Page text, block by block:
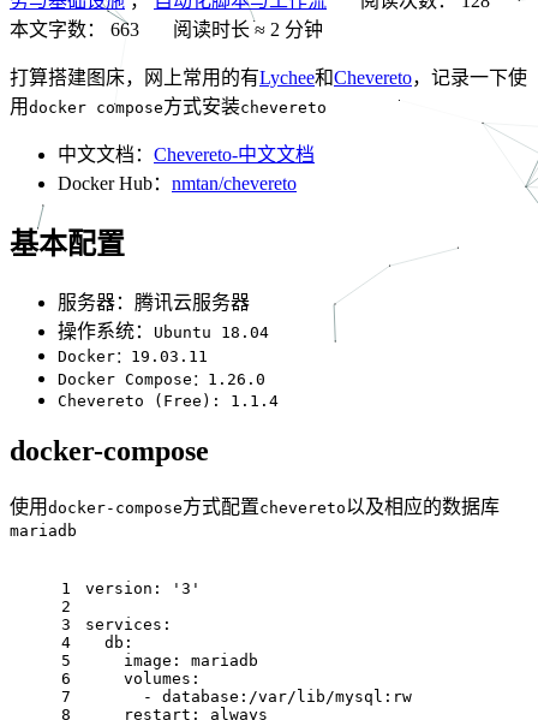
本文字数：
663 阅读时长 ≈ 2 分钟
打算搭建图床，网上常用的有Lychee和Chevereto，记录一下使
用 docker compose方式安装chevereto
中文文档： Chevereto-中文文档
Docker Hub： nmtan/chevereto
基本配置
服务器：腾讯云服务器
操作系统：
Ubuntu 18.04
Docker：19.03.11
Docker Compose：1.26.0
Chevereto (Free): 1.1.4
docker-compose
使用 docker-compose方式配置chevereto以及相应的数据库
mariadb
1
2
3
4
5
6
7
8
version: '3'
services:
  db:
    image: mariadb
    volumes:
      - database:/var/lib/mysql:rw
    restart: always